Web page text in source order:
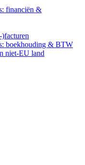
financiën &
boekhouding & BTW
niet-EU land